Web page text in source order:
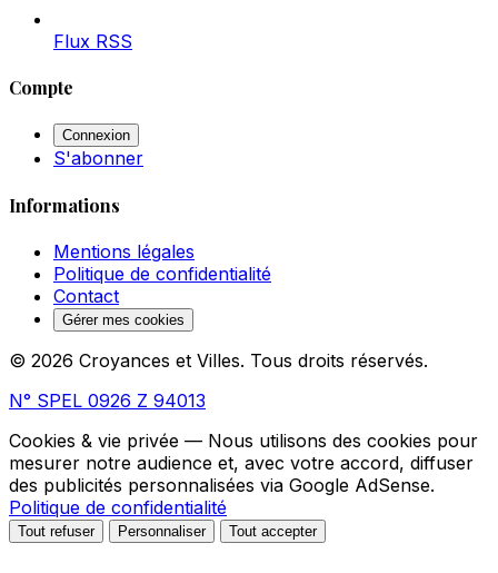
Flux RSS
Compte
Connexion
S'abonner
Informations
Mentions légales
Politique de confidentialité
Contact
Gérer mes cookies
© 2026 Croyances et Villes. Tous droits réservés.
N° SPEL 0926 Z 94013
Cookies & vie privée — Nous utilisons des cookies pour
mesurer notre audience et, avec votre accord, diffuser
des publicités personnalisées via Google AdSense.
Politique de confidentialité
Tout refuser Personnaliser Tout accepter